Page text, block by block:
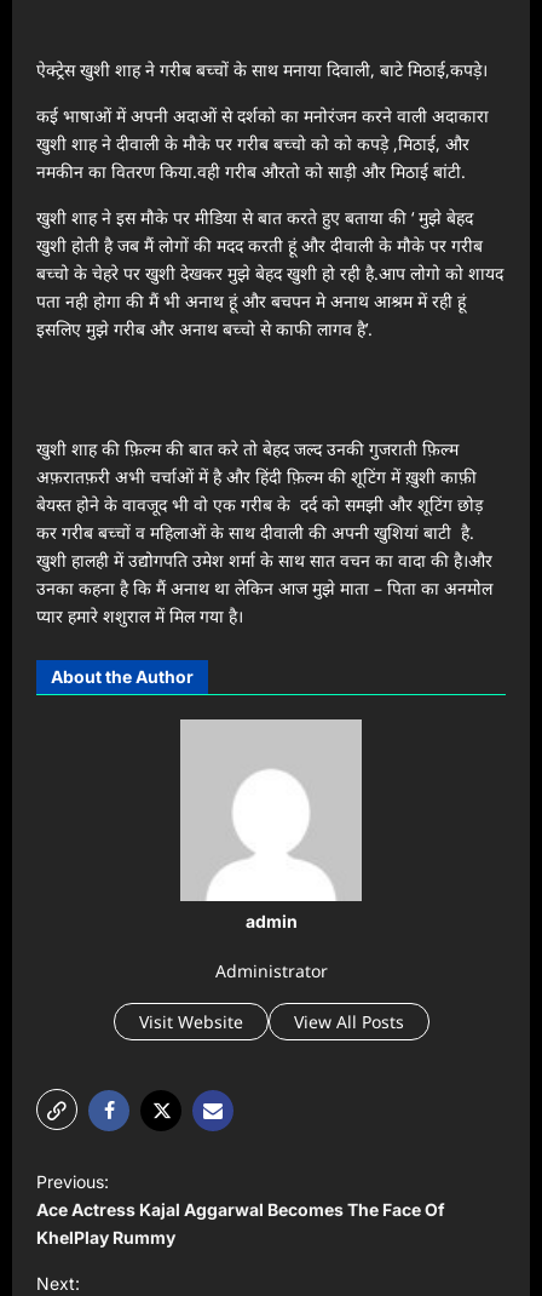
ऐक्ट्रेस खुशी शाह ने गरीब बच्चों के साथ मनाया दिवाली, बाटे मिठाई,कपड़े।
कई भाषाओं में अपनी अदाओं से दर्शको का मनोरंजन करने वाली अदाकारा
खुशी शाह ने दीवाली के मौके पर गरीब बच्चो को को कपड़े ,मिठाई, और
नमकीन का वितरण किया.वही गरीब औरतो को साड़ी और मिठाई बांटी.
खुशी शाह ने इस मौके पर मीडिया से बात करते हुए बताया की ‘ मुझे बेहद
खुशी होती है जब मैं लोगों की मदद करती हूं और दीवाली के मौके पर गरीब
बच्चो के चेहरे पर खुशी देखकर मुझे बेहद खुशी हो रही है.आप लोगो को शायद
पता नही होगा की मैं भी अनाथ हूं और बचपन मे अनाथ आश्रम में रही हूं
इसलिए मुझे गरीब और अनाथ बच्चो से काफी लागव है’.
खुशी शाह की फ़िल्म की बात करे तो बेहद जल्द उनकी गुजराती फ़िल्म
अफ़रातफ़री अभी चर्चाओं में है और हिंदी फ़िल्म की शूटिंग में ख़ुशी काफ़ी
बेयस्त होने के वावजूद भी वो एक गरीब के दर्द को समझी और शूटिंग छोड़
कर गरीब बच्चों व महिलाओं के साथ दीवाली की अपनी खुशियां बाटी है.
खुशी हालही में उद्योगपति उमेश शर्मा के साथ सात वचन का वादा की है।और
उनका कहना है कि मैं अनाथ था लेकिन आज मुझे माता – पिता का अनमोल
प्यार हमारे शशुराल में मिल गया है।
About the Author
admin
Administrator
Visit Website View All Posts
o
s
t
Previous:
Ace Actress Kajal Aggarwal Becomes The Face Of
KhelPlay Rummy
Next: